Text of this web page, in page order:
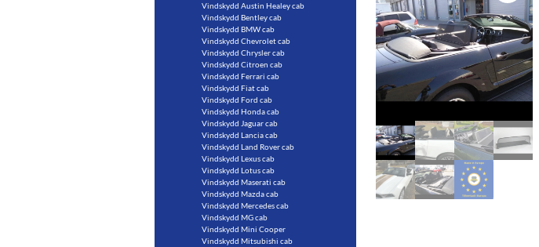
Vindskydd Austin Healey cab
Vindskydd Bentley cab
Vindskydd BMW cab
Vindskydd Chevrolet cab
Vindskydd Chrysler cab
Vindskydd Citroen cab
Vindskydd Ferrari cab
Vindskydd Fiat cab
Vindskydd Ford cab
Vindskydd Honda cab
Vindskydd Jaguar cab
Vindskydd Lancia cab
Vindskydd Land Rover cab
Vindskydd Lexus cab
Vindskydd Lotus cab
Vindskydd Maserati cab
Vindskydd Mazda cab
Vindskydd Mercedes cab
Vindskydd MG cab
Vindskydd Mini Cooper
Vindskydd Mitsubishi cab